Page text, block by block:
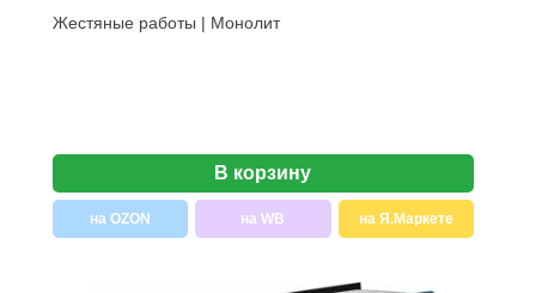
Жестяные работы | Монолит
В корзину
на OZON на WB на Я.Маркете